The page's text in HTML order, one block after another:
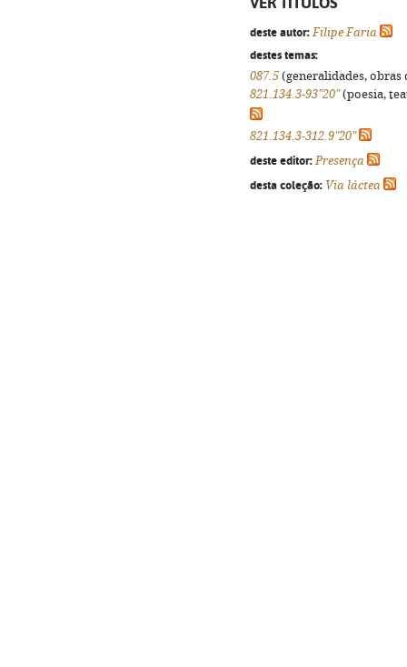
deste autor: Filipe Faria
destes temas:
087.5 (generalidades,
821.134.3-93"20"(poesia,
821.134.3-312.9"20"
deste editor: Presença
desta coleção: Via láctea